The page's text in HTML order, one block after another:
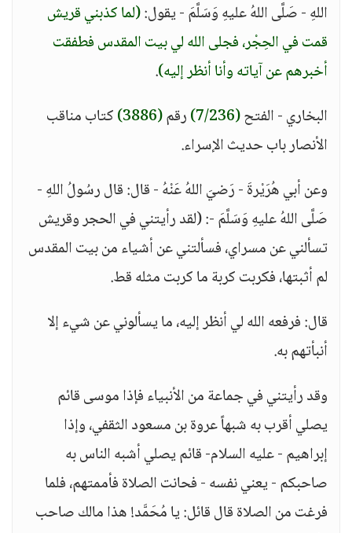
اللهِ - صَلَّى اللهُ عليهِ وَسَلَّمَ - يقول:(لما كذبني قريش
قمت في الحِجْر، فجلى الله لي بيت المقدس فطفقت
أخبرهم عن آياته وأنا أنظر إليه).
البخاري - الفتح(7/236) رقم(3886)
كتاب مناقب
الأنصار باب حديث الإسراء.
وعن أبي هُرَيْرةَ - رَضيَ اللهُ عَنْهُ - قال: قال رسُولُ اللهِ -
صَلَّى اللهُ عليهِ وَسَلَّمَ -: (لقد رأيتني في الحجر وقريش
تسألني عن مسراي، فسألتني عن أشياء من بيت المقدس
لم أثبتها، فكربت كربة ما كربت مثله قط.
قال: فرفعه الله لي أنظر إليه، ما يسألوني عن شيء إلا
أنبأتهم به.
وقد رأيتني في جماعة من الأنبياء فإذا موسى قائم
يصلي أقرب به شبهاً عروة بن مسعود الثقفي، وإذا
إبراهيم - عليه السلام- قائم يصلي أشبه الناس به
صاحبكم - يعني نفسه - فحانت الصلاة فأممتهم، فلما
فرغت من الصلاة قال قائل: يا مُحَمَّد! هذا مالك صاحب